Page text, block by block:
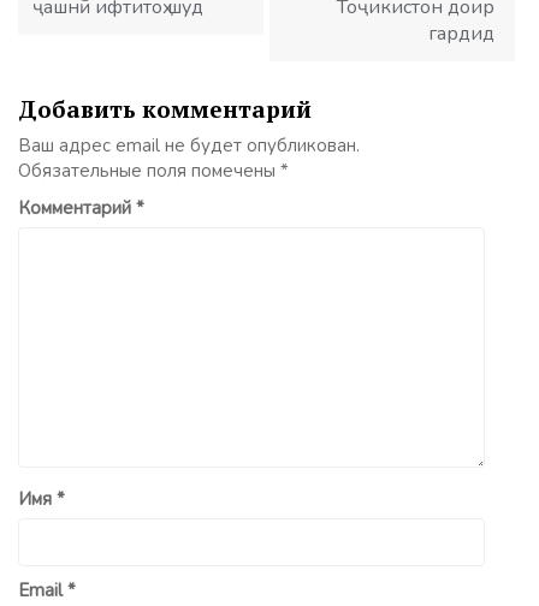
ҷашнӣ ифтитоҳ шуд
Тоҷикистон доир
гардид
Добавить комментарий
Ваш адрес email не будет опубликован.
Обязательные поля помечены *
Комментарий *
Имя *
Email*